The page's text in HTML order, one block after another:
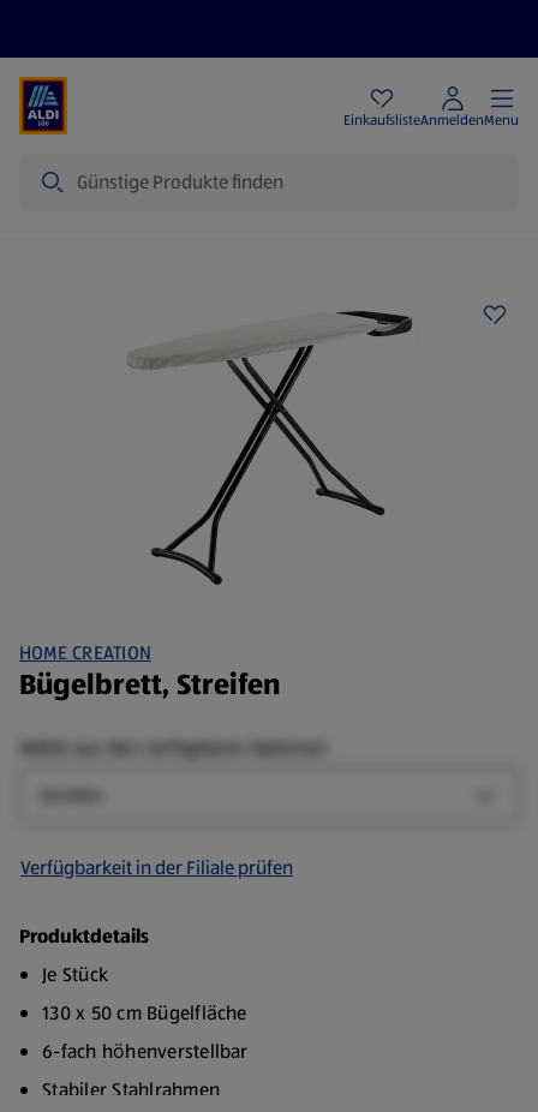
EinkaufslisteAnmeldenMenu
HOME CREATION
Bügelbrett, Streifen
Wähle aus den verfügbaren Optionen:
Verfügbarkeit in der Filiale prüfen
Produktdetails
Je Stück
130 x 50 cm Bügelflӓche
6-fach hӧhenverstellbar
Stabiler Stahlrahmen